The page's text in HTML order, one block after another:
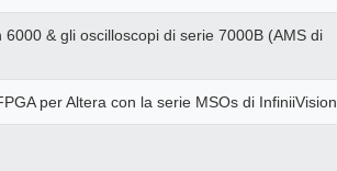
& gli oscilloscopi di serie 7000B (AMS di
per Altera con la serie MSOs di InfiniiVision